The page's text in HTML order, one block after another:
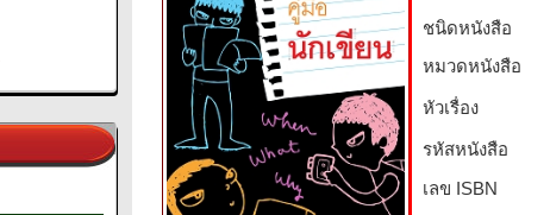
ชนิดหนังสือ­
หมวดหนังสือ­
หัวเรื่อง
รหัสหนังสือ­
เลข ISBN